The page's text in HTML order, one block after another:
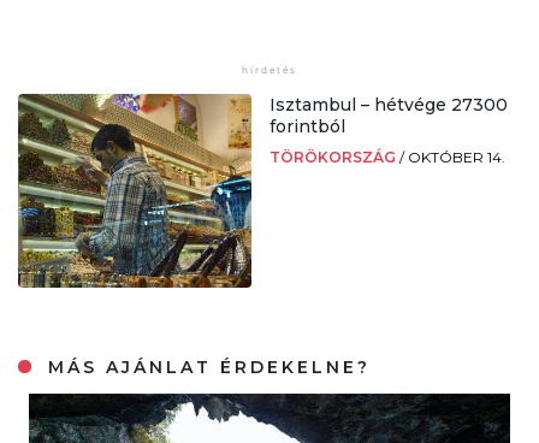
Isztambul – hétvége 27300
forintból
TÖRÖKORSZÁG / OKTÓBER 14.
MÁS AJÁNLAT ÉRDEKELNE?